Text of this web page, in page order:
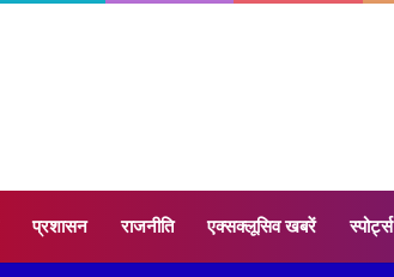
प्रशासन राजनीति एक्सक्लूसिव खबरें स्पोर्ट्स